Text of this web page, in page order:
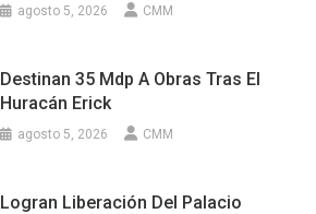
agosto 5, 2026 CMM
Destinan 35 Mdp A Obras Tras El
Huracán Erick
agosto 5, 2026 CMM
Logran Liberación Del Palacio